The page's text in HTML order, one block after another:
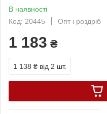
В наявності
Код: 20445
Опт і роздріб
1 183 ₴
1 138 ₴ від 2 шт.